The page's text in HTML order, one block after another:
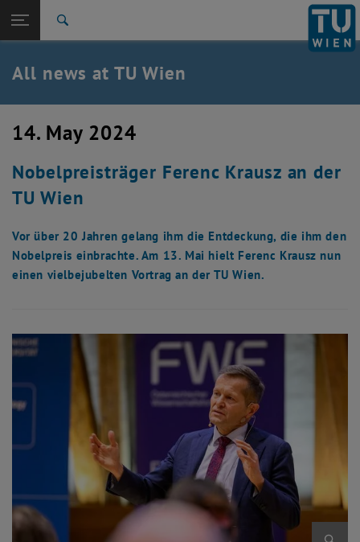
TU Login
Quicklinks
Toggle quicklinks menu
Studies
Career
Back: list subpages of parent page TU Wien Homepage
Back to:
TU Wien Homepage
Overview
All news at TU Wien
14. May 2024
Nobelpreisträger Ferenc Krausz an der
TU Wien
Vor über 20 Jahren gelang ihm die Entdeckung, die ihm den
Nobelpreis einbrachte. Am 13. Mai hielt Ferenc Krausz nun
einen vielbejubelten Vortrag an der TU Wien.